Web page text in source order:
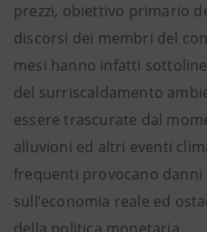
prezzi, obiettivo primario
discorsi dei membri del
mesi hanno infatti
del surriscaldamento
essere trascurate dal
alluvioni ed altri eventi
frequenti provocano danni
sull’economia reale ed